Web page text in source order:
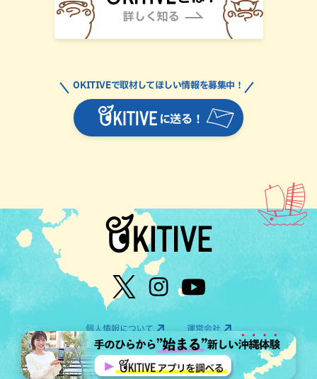
に送る！
OKITIVEで取材してほしい情報を募集中！
個人情報について 運営会社
©OTV CO.,LTD All Rights Reserved.